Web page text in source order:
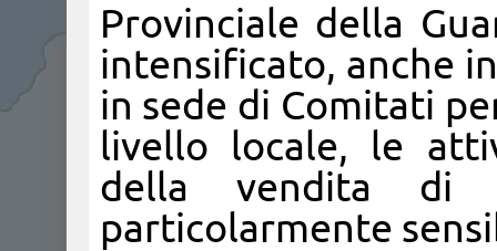
Provinciale della
intensificato, anche
in sede di Comitati
livello locale, le
della vendita di
particolarmente